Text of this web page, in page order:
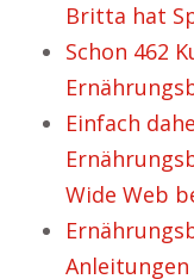
Britta hat
Schon 462
Einfach
Wide Web